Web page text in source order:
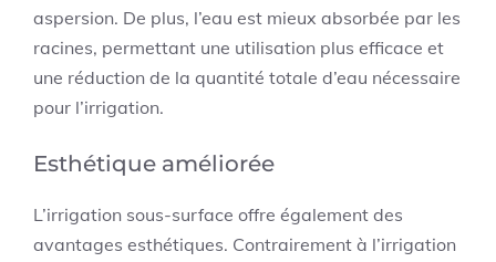
aspersion. De plus, l’eau est mieux absorbée par les
racines, permettant une utilisation plus efficace et
une réduction de la quantité totale d’eau nécessaire
pour l’irrigation.
Esthétique améliorée
L’irrigation sous-surface offre également des
avantages esthétiques. Contrairement à l’irrigation